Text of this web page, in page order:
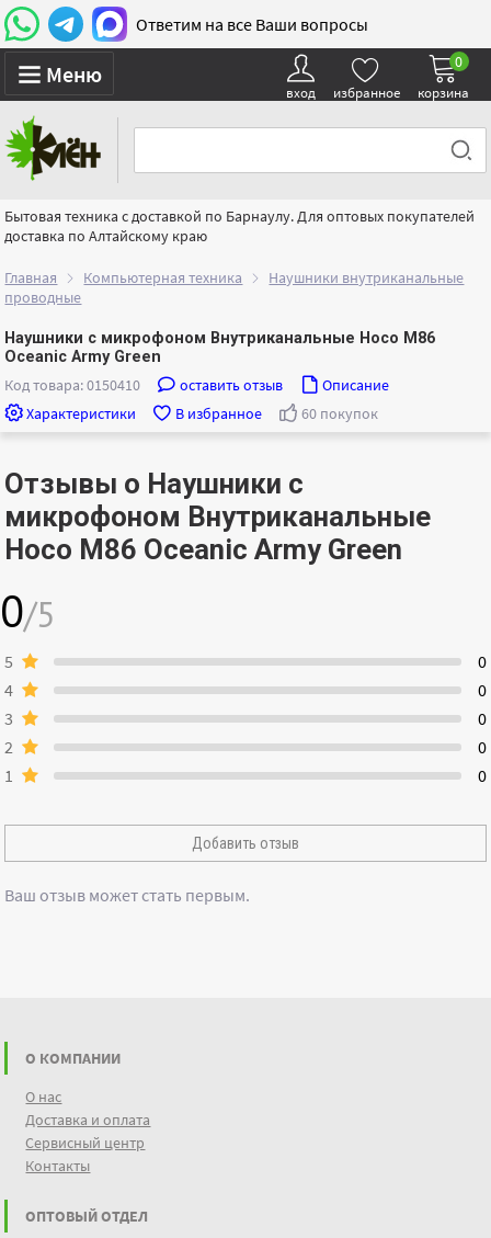
Ответим на все Ваши вопросы
Меню
вход избранное корзина
0
Бытовая техника с доставкой по Барнаулу. Для оптовых покупателей
доставка по Алтайскому краю
Главная Компьютерная техника
Наушники внутриканальные
проводные
Наушники с микрофоном Внутриканальные Hoco M86
Oceanic Army Green
Код товара: 0150410 оставить отзыв
Описание
Характеристики
В избранное 60 покупок
Отзывы о Наушники с
микрофоном Внутриканальные
Hoco M86 Oceanic Army Green
Ваш отзыв может стать первым.
0/5
5
0
4
0
3
0
2
0
1
0
Добавить отзыв
О КОМПАНИИ
О нас
Доставка и оплата
Сервисный центр
Контакты
ОПТОВЫЙ ОТДЕЛ